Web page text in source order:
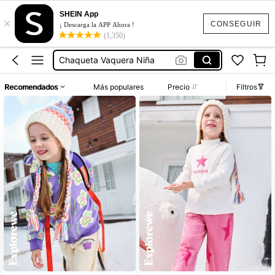
CONSEGUIR
×
SHEIN App
¡ Descarga la APP Ahora !
(1,350)
Chaqueta Niños
Chaqueta Niño
Chaqueta Vaquera Niño 5
Chaqueta Vaquera Niña
Chaqueta Niños
Chaqueta Niño
Recomendados Más populares Precio Filtros